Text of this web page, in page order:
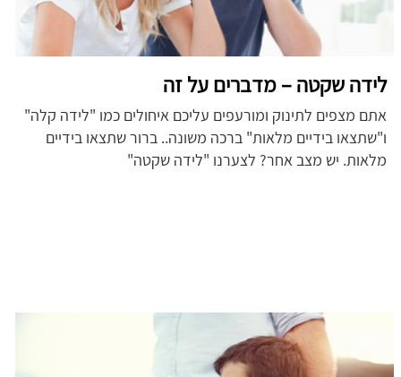
לידה שקטה – מדברים על זה
אתם מצפים לתינוק ומורעפים עליכם איחולים כמו "לידה קלה"
ו"שתצאו בידיים מלאות" ברכה משונה.. ברור שתצאו בידיים
מלאות. יש מצב אחר? לצערנו "לידה שקטה"